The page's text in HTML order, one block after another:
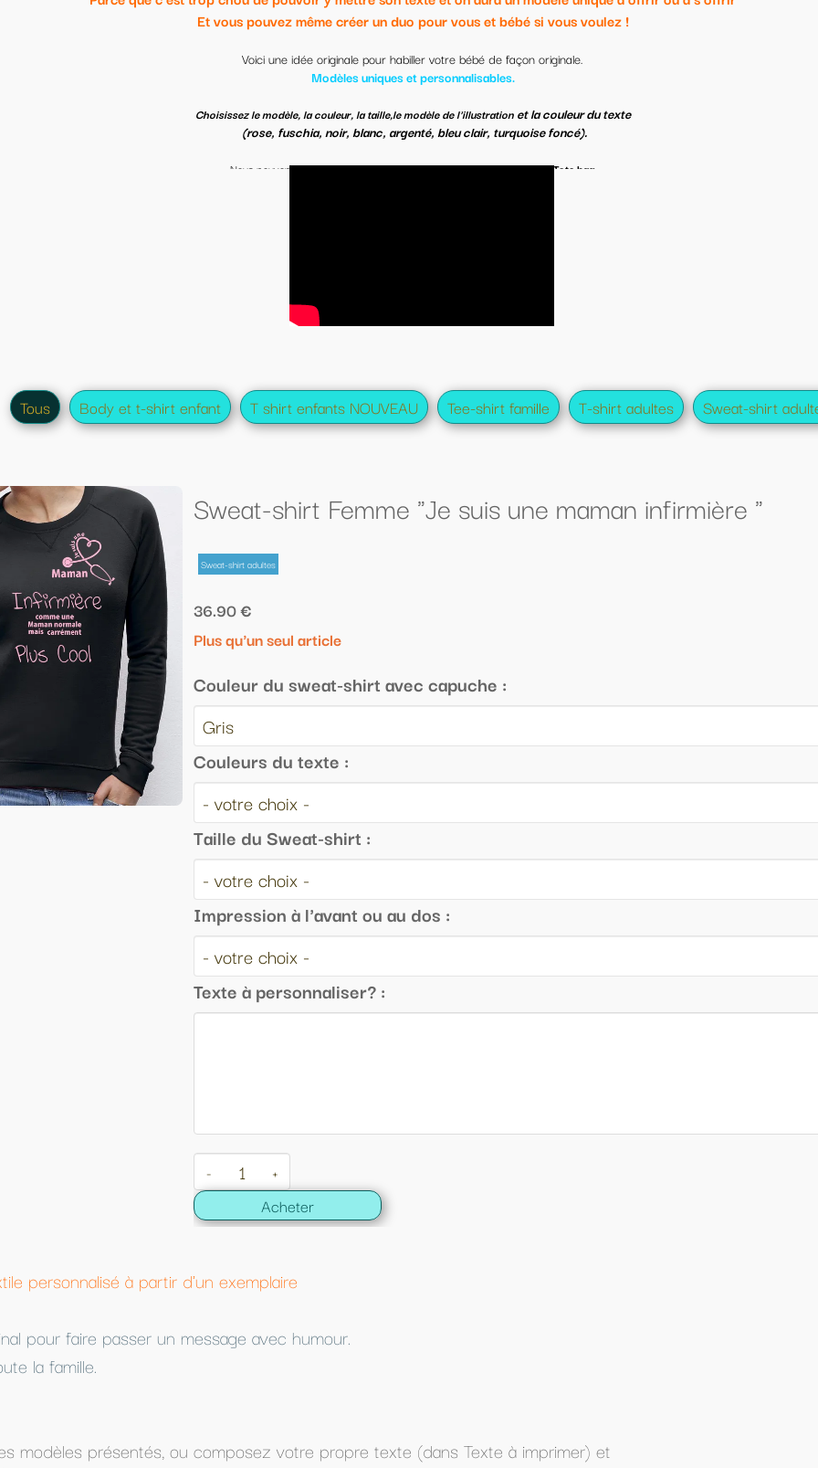
vous pouvez même créer un duo pour vous et bébé si vous voulez !
Voici une idée originale pour habiller votre bébé de façon originale.
le modèle, la couleur, la taille,le modèle de l'illustrationet la couleur du texte
(rose, fuschia, noir, blanc, argenté, bleu clair, turquoise foncé).
personnaliser VOTRE tee-shirt, body, sweat-shirt et Tote bag
ne trouvez pas votre bonheur? Pas de souci, nous le créons pour vous!
T shirt enfants NOUVEAU Tee-shirt famille T-shirt adultes Sweat-shirt adultes
shirt Femme "Je suis une maman infirmière "
€
qu'un seul article
du sweat-shirt avec capuche :
du texte :
à l'avant ou au dos :
avec humour.
votre propre texte (dans Texte à imprimer) et